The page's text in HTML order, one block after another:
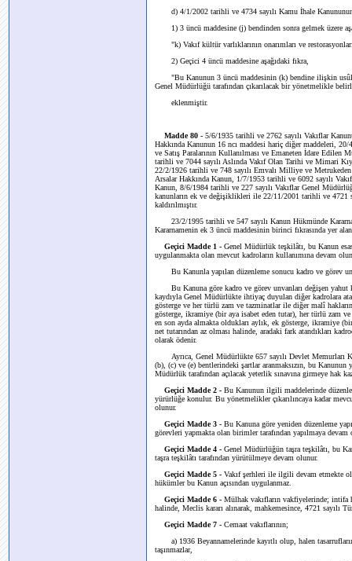
d) 4/1/2002 tarihli ve 4734 sayılı Kamu İhale
1) 3 üncü maddesine (j) bendinden sonra gelmek üzere
"k) Vakıf kültür varlıklarının onarımları ve
2) Geçici 4 üncü maddesine aşağıdaki fıkra,
"Bu Kanunun 3 üncü maddesinin (k) bendine ilişkin usûl
Genel Müdürlüğü tarafından çıkarılacak bir yönetmelikle
eklenmiştir.
Madde 80 - 5/6/1935 tarihli ve 2762 sayılı Vakıflar
Hakkında Kanunun 16 ncı maddesi hariç diğer maddeleri,
ve Satış Paralarının Kullanılması ve Emaneten İdare Edilen
tarihli ve 7044 sayılı Aslında Vakıf Olan Tarihi ve Mimari
22/2/1926 tarihli ve 748 sayılı Emvalı Milliye ve
Arsalar Hakkında Kanun, 1/7/1953 tarihli ve 6092 sayılı
Kanun, 8/6/1984 tarihli ve 227 sayılı Vakıflar Genel
kanunların ek ve değişiklikleri ile 22/11/2001 tarihli ve 4721
kaldırılmıştır.
23/2/1995 tarihli ve 547 sayılı Kanun Hükmünde
Kararnamenin ek 3 üncü maddesinin birinci fıkrasında yer
Geçici Madde 1 - Genel Müdürlük teşkilâtı, bu Kanun
uygulanmakta olan mevcut kadroların kullanımına devam
Bu Kanunla yapılan düzenleme sonucu kadro ve görev
Bu Kanuna göre kadro ve görev unvanları değişen yahut
kaydıyla Genel Müdürlükte ihtiyaç duyulan diğer kadrolara
gösterge ve her türlü zam ve tazminatlar ile diğer malî
gösterge, ikramiye (bir aya isabet eden tutar), her türlü zam
en son ayda almakta oldukları aylık, ek gösterge, ikramiye
net tutarından az olması halinde, aradaki fark atandıkları
olarak ödenir.
Ayrıca, Genel Müdürlükte 657 sayılı Devlet Memurları
(b), (c) ve (e) bentlerindeki şartlar aranmaksızın, bu
Müdürlük tarafından açılacak yeterlik sınavına girmeye hak
Geçici Madde 2 - Bu Kanunun ilgili maddelerinde
yürürlüğe konulur. Bu yönetmelikler çıkarılıncaya kadar
olunur.
Geçici Madde 3 - Bu Kanuna göre yeniden düzenleme
görevleri yapmakta olan birimler tarafından yapılmaya devam
Geçici Madde 4 - Genel Müdürlüğün taşra teşkilâtı, bu
taşra teşkilâtı tarafından yürütülmeye devam olunur.
Geçici Madde 5 - Vakıf şerhleri ile ilgili devam etmekte
hükümler bu Kanun açısından uygulanmaz.
Geçici Madde 6 - Mülhak vakıfların vakfiyelerinde; intifa
halinde, Meclis kararı alınarak, mahkemesince, 4721 sayılı
Geçici Madde 7 - Cemaat vakıflarının;
a) 1936 Beyannamelerinde kayıtlı olup, halen
taşınmazlar,